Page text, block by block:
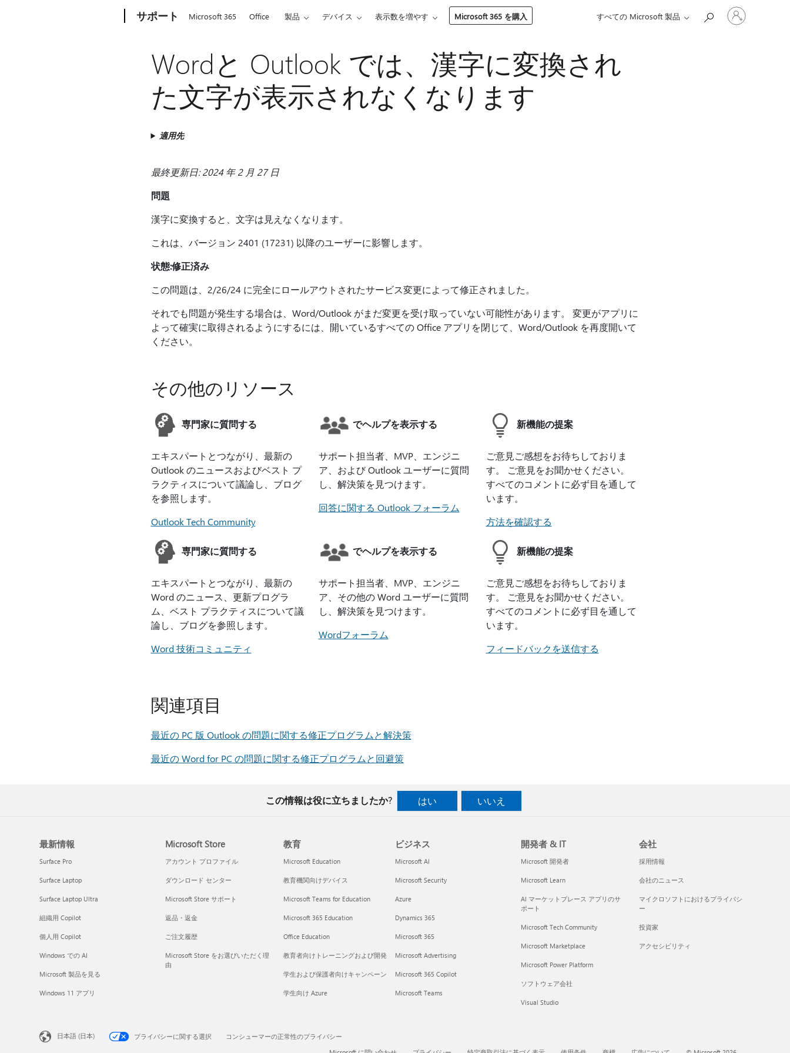
サポート Microsoft 365 Office 製品 デバイス 表示数を増やす Microsoft 365 を購入 すべての Microsoft 製品
カ
Wordと Outlook では、漢字に変換され
た文字が表示されなくなります
適用先
最終更新日: 2024 年 2 月 27 日
問題
漢字に変換すると、文字は見えなくなります。
これは、バージョン 2401 (17231) 以降のユーザーに影響します。
状態:修正済み
この問題は、2/26/24 に完全にロールアウトされたサービス変更によって修正されました。
それでも問題が発生する場合は、Word/Outlook がまだ変更を受け取っていない可能性があります。 変更がアプリに
よって確実に取得されるようにするには、開いているすべての Office アプリを閉じて、Word/Outlook を再度開いて
ください。
その他のリソース
専門家に質問する
エキスパートとつながり、最新の
Outlook のニュースおよびベスト プ
ラクティスについて議論し、ブログ
を参照します。
Outlook Tech Community
でヘルプを表示する
サポート担当者、MVP、エンジニ
ア、および Outlook ユーザーに質問
し、解決策を見つけます。
回答に関する Outlook フォーラム
新機能の提案
ご意見ご感想をお待ちしておりま
す。 ご意見をお聞かせください。
すべてのコメントに必ず目を通して
います。
方法を確認する
専門家に質問する
エキスパートとつながり、最新の
Word のニュース、更新プログラ
ム、ベスト プラクティスについて議
論し、ブログを参照します。
Word 技術コミュニティ
でヘルプを表示する
サポート担当者、MVP、エンジニ
ア、その他の Word ユーザーに質問
し、解決策を見つけます。
Wordフォーラム
新機能の提案
ご意見ご感想をお待ちしておりま
す。 ご意見をお聞かせください。
すべてのコメントに必ず目を通して
います。
フィードバックを送信する
関連項目
最近の PC 版 Outlook の問題に関する修正プログラムと解決策
最近の Word for PC の問題に関する修正プログラムと回避策
この情報は役に立ちましたか? はい いいえ
最新情報
Surface Pro
Surface Laptop
Surface Laptop Ultra
組織用 Copilot
個人用 Copilot
Windows での AI
Microsoft 製品を見る
Windows 11 アプリ
Microsoft Store
アカウント プロファイル
ダウンロード センター
Microsoft Store サポート
返品・返金
ご注文履歴
Microsoft Store をお選びいただく理
由
教育
Microsoft Education
教育機関向けデバイス
Microsoft Teams for Education
Microsoft 365 Education
Office Education
教育者向けトレーニングおよび開発
学生および保護者向けキャンペーン
学生向け Azure
ビジネス
Microsoft AI
Microsoft Security
Azure
Dynamics 365
Microsoft 365
Microsoft Advertising
Microsoft 365 Copilot
Microsoft Teams
開発者 & IT
Microsoft 開発者
Microsoft Learn
AI マーケットプレース アプリのサ
ポート
Microsoft Tech Community
Microsoft Marketplace
Microsoft Power Platform
ソフトウェア会社
Visual Studio
会社
採用情報
会社のニュース
マイクロソフトにおけるプライバシ
ー
投資家
アクセシビリティ
日本語 (日本) プライバシーに関する選択
コンシューマーの正常性のプライバシー